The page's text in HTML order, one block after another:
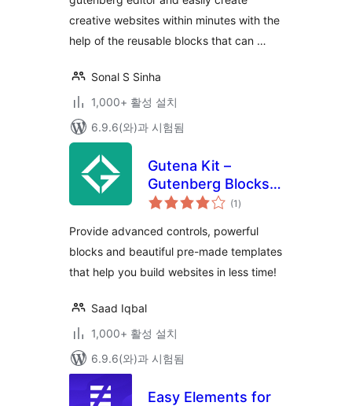
creative websites within minutes with the
help of the reusable blocks that can …
Sonal S Sinha
1,000+ 활성 설치
6.9.6(와)과 시험됨
Gutena Kit –
Gutenberg Blocks
and Templates
(1 전
체
점
)
Provide advanced controls, powerful
blocks and beautiful pre-made templates
that help you build websites in less time!
Saad Iqbal
1,000+ 활성 설치
6.9.6(와)과 시험됨
Easy Elements for